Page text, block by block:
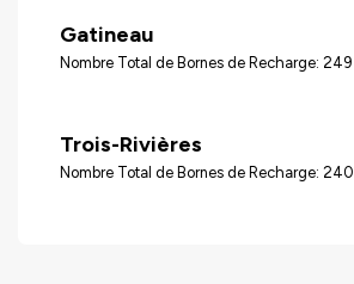
Gatineau
Nombre Total de Bornes de Recharge: 249
Trois-Rivières
Nombre Total de Bornes de Recharge: 240